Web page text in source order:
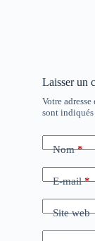
Laisser un
Votre
sont indiqués
Nom*
E-mail*
Site web